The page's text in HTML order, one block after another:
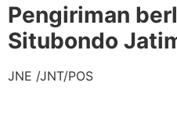
Pengiriman
Situbondo
JNE /JNT/POS